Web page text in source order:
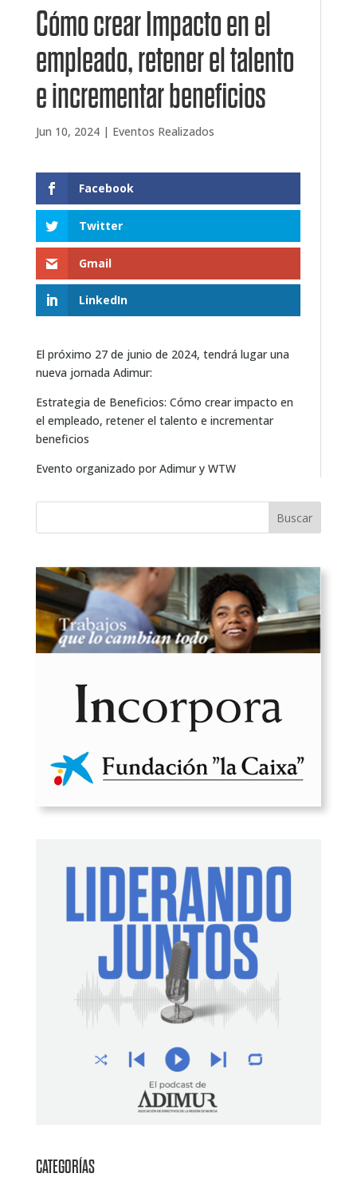
Cómo crear Impacto en el
empleado, retener el talento
e incrementar beneficios
Jun 10, 2024| Eventos Realizados
Facebook
Twitter
Gmail
LinkedIn
El próximo 27 de junio de 2024, tendrá lugar una
nueva jornada Adimur:
Estrategia de Beneficios: Cómo crear impacto en
el empleado, retener el talento e incrementar
beneficios
Evento organizado por Adimur y WTW
Buscar
CATEGORÍAS